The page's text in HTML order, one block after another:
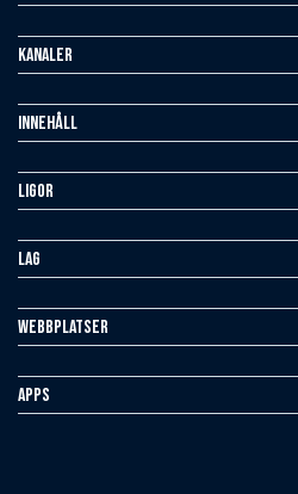
Kanaler
Innehåll
Ligor
Lag
Webbplatser
Apps